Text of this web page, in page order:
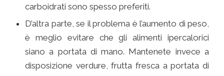
carboidrati sono spesso preferiti.
D’altra parte, se il problema è l’aumento di peso,
è meglio evitare che gli alimenti ipercalorici
siano a portata di mano. Mantenete invece a
disposizione verdure, frutta fresca a portata di